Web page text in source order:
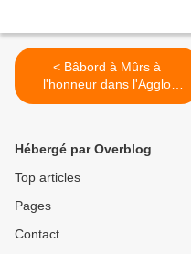
< Bâbord à Mûrs à
l'honneur dans l'Agglo
Angevine
Hébergé par Overblog
Top articles
Pages
Contact